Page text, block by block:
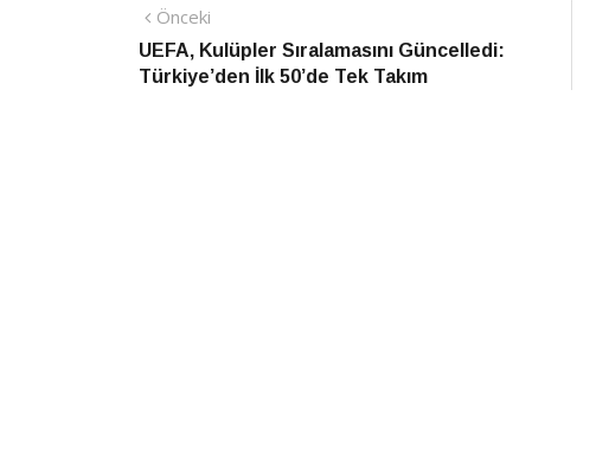
Yazı
gezinmesi
Önceki
haber
UEFA, Kulüpler Sıralamasını Güncelledi:
Türkiye’den İlk 50’de Tek Takım